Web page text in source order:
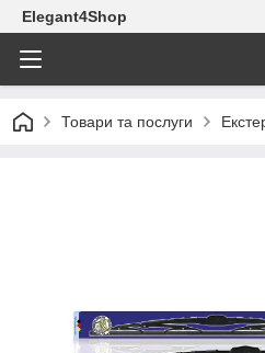
Elegant4Shop
Товари та послуги